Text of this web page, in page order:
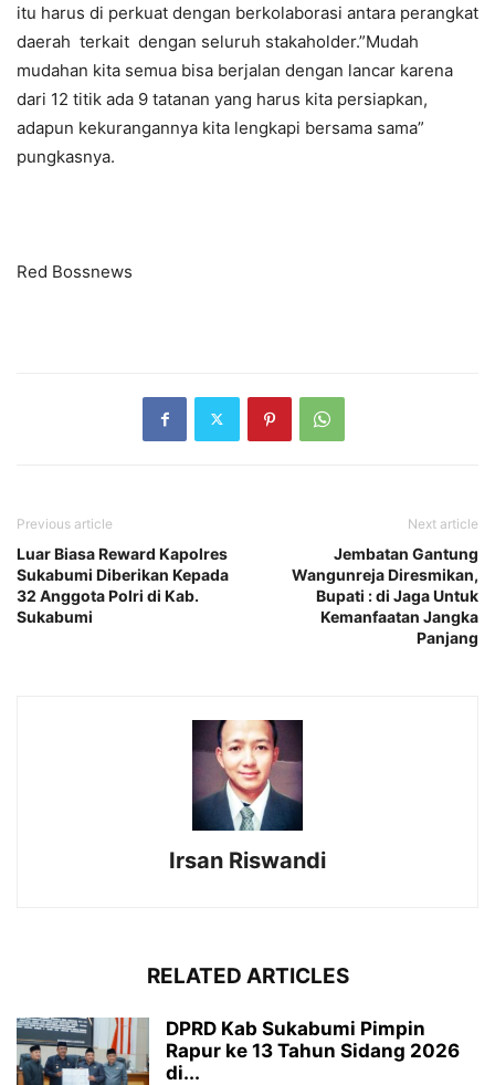
itu harus di perkuat dengan berkolaborasi antara perangkat
daerah terkait dengan seluruh stakaholder.”Mudah
mudahan kita semua bisa berjalan dengan lancar karena
dari 12 titik ada 9 tatanan yang harus kita persiapkan,
adapun kekurangannya kita lengkapi bersama sama”
pungkasnya.
Red Bossnews
Previous article
Luar Biasa Reward Kapolres
Sukabumi Diberikan Kepada
32 Anggota Polri di Kab.
Sukabumi
Next article
Jembatan Gantung
Wangunreja Diresmikan,
Bupati : di Jaga Untuk
Kemanfaatan Jangka
Panjang
Irsan Riswandi
RELATED ARTICLES
DPRD Kab Sukabumi Pimpin
Rapur ke 13 Tahun Sidang 2026
di...